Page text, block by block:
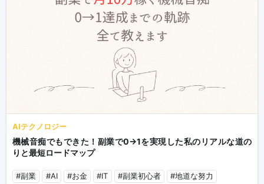
AIテクノロジー
機械音痴でもできた！副業で0→1を実現した私のリアルな道の
りと最短ロードマップ
#副業 #AI #お金 #IT #副業初心者
#地道な努力